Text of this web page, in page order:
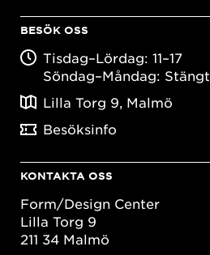
BESÖK OSS
Tisdag–Lördag: 11–17
Söndag–Måndag: Stängt
Lilla Torg 9, Malmö
Besöksinfo
KONTAKTA OSS
Form/Design Center
Lilla Torg 9
211 34 Malmö